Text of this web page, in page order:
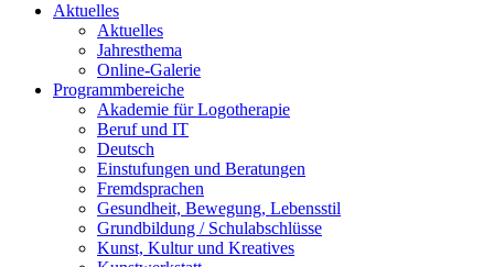
Aktuelles
Aktuelles
Jahresthema
Online-Galerie
Programmbereiche
Akademie für Logotherapie
Beruf und IT
Deutsch
Einstufungen und Beratungen
Fremdsprachen
Gesundheit, Bewegung, Lebensstil
Grundbildung / Schulabschlüsse
Kunst, Kultur und Kreatives